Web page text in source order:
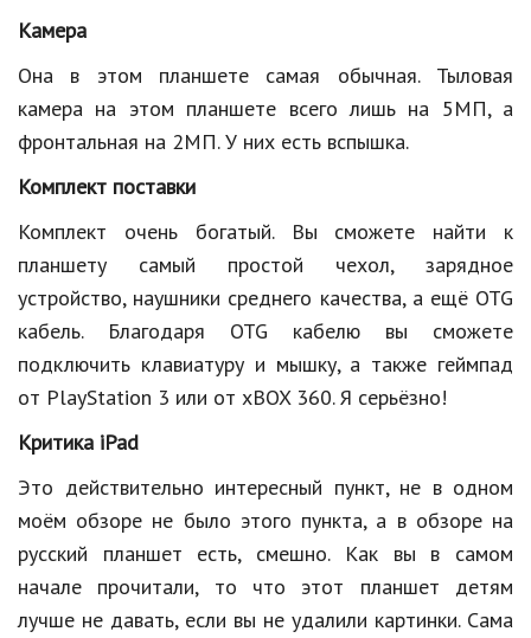
Мода и стиль
Бизнес
Хобби и развлечения
Природа
Образование
Наука и технологии
Камера
Она в этом планшете самая обычная. Тыловая
камера на этом планшете всего лишь на 5МП, а
фронтальная на 2МП. У них есть вспышка.
Комплект поставки
Комплект очень богатый. Вы сможете найти к
планшету самый простой чехол, зарядное
устройство, наушники среднего качества, а ещё OTG
кабель. Благодаря OTG кабелю вы сможете
подключить клавиатуру и мышку, а также геймпад
от PlayStation 3 или от xBOX 360. Я серьёзно!
Критика iPad
Это действительно интересный пункт, не в одном
моём обзоре не было этого пункта, а в обзоре на
русский планшет есть, смешно. Как вы в самом
начале прочитали, то что этот планшет детям
лучше не давать, если вы не удалили картинки. Сама